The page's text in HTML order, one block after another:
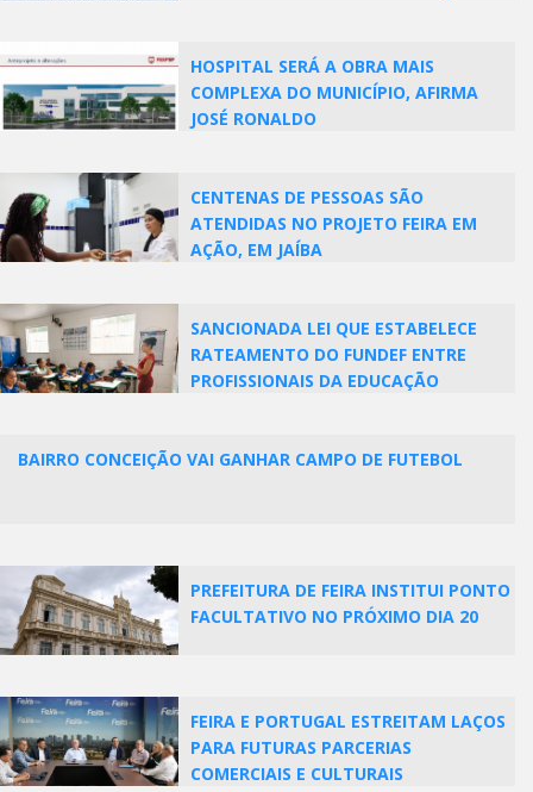
HOSPITAL SERÁ A OBRA MAIS
COMPLEXA DO MUNICÍPIO, AFIRMA
JOSÉ RONALDO
CENTENAS DE PESSOAS SÃO
ATENDIDAS NO PROJETO FEIRA EM
AÇÃO, EM JAÍBA
SANCIONADA LEI QUE ESTABELECE
RATEAMENTO DO FUNDEF ENTRE
PROFISSIONAIS DA EDUCAÇÃO
BAIRRO CONCEIÇÃO VAI GANHAR CAMPO DE FUTEBOL
PREFEITURA DE FEIRA INSTITUI PONTO
FACULTATIVO NO PRÓXIMO DIA 20
FEIRA E PORTUGAL ESTREITAM LAÇOS
PARA FUTURAS PARCERIAS
COMERCIAIS E CULTURAIS